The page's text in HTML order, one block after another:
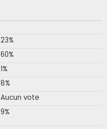
23%
60%
1%
8%
Aucun vote
9%